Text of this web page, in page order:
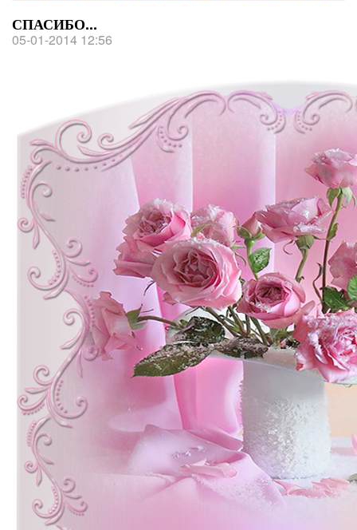
СПАСИБО...
05-01-2014 12:56